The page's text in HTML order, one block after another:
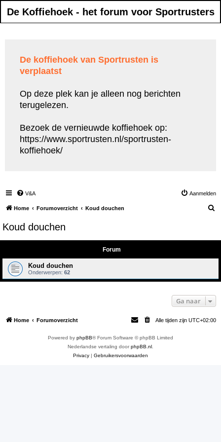
De Koffiehoek - het forum voor Sportrusters
De koffiehoek van Sportrusten is
verplaatst
Op deze plek kan je alleen nog berichten
terugelezen.
Bezoek de vernieuwde koffiehoek op:
https://www.sportrusten.nl/sportrusten-
koffiehoek/
V&A Aanmelden
Home Forumoverzicht Koud douchen
Koud douchen
Forum
Koud douchen
Onderwerpen: 62
Ga naar
Home Forumoverzicht Alle tijden zijn UTC+02:00
Powered by phpBB® Forum Software © phpBB Limited
Nederlandse vertaling doorphpBB.nl
Privacy | Gebruikersvoorwaarden